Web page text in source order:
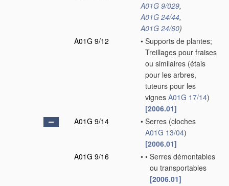
A01G 9/029,
A01G 24/44,
A01G 24/60)
A01G 9/12
• Supports de plantes;
Treillages pour fraises
ou similaires (étais
pour les arbres,
tuteurs pour les
vignes A01G 17/14)
[2006.01]
A01G 9/14
• Serres (cloches
A01G 13/04)
[2006.01]
A01G 9/16
• • Serres démontables
ou transportables
[2006.01]